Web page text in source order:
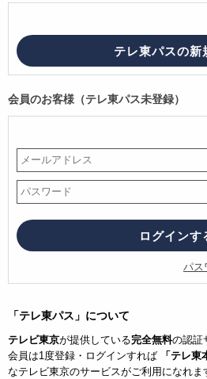
会員のお客様（テレ東パス未登録）
パス
「テレ東パス」について
テレビ東京が提供している完全無料の認証
会員は1度登録・ログインすれば
「テレ東
なテレビ東京のサービスがご利用になれま